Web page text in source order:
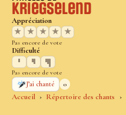
Accueil Répertoire des chants
Kriegselend
Appréciation
★
★ ★ ★ ★
Pas encore de vote
Difficulté
Pas encore de vote
J’ai chanté
0